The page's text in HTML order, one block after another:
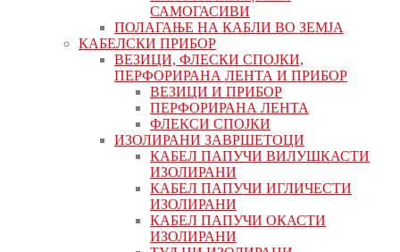
САМОГАСИВИ
ПОЛАГАЊЕ НА КАБЛИ ВО ЗЕМЈА
КАБЕЛСКИ ПРИБОР
ВЕЗИЦИ, ФЛЕСКИ СПОЈКИ,
ПЕРФОРИРАНА ЛЕНТА И ПРИБОР
ВЕЗИЦИ И ПРИБОР
ПЕРФОРИРАНА ЛЕНТА
ФЛЕКСИ СПОЈКИ
ИЗОЛИРАНИ ЗАВРШЕТОЦИ
КАБЕЛ ПАПУЧИ ВИЛУШКАСТИ
ИЗОЛИРАНИ
КАБЕЛ ПАПУЧИ ИГЛИЧЕСТИ
ИЗОЛИРАНИ
КАБЕЛ ПАПУЧИ ОКАСТИ
ИЗОЛИРАНИ